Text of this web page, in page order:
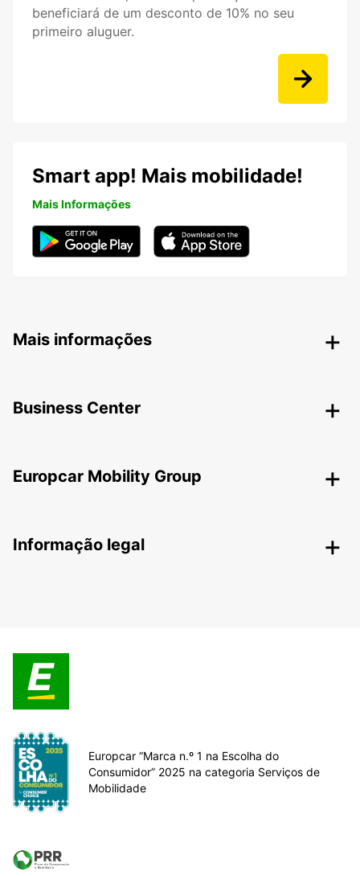
beneficiará de um desconto de 10% no seu
primeiro aluguer.
Smart app! Mais mobilidade!
Mais Informações
Mais informações
Business Center
Europcar Mobility Group
Informação legal
Europcar “Marca n.º 1 na Escolha do
Consumidor” 2025 na categoria Serviços de
Mobilidade